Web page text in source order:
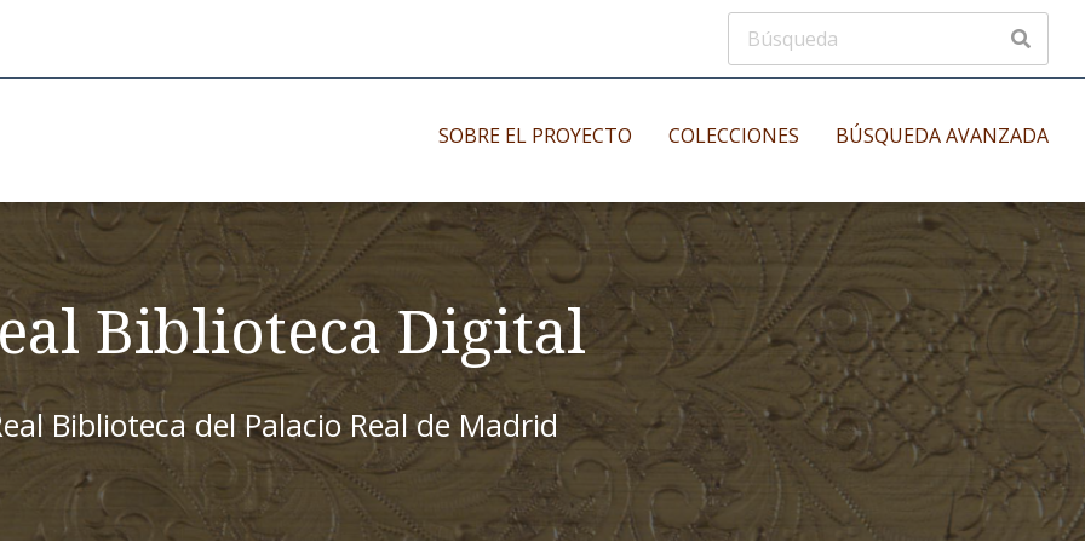
SOBRE EL PROYECTO COLECCIONES
Impresos antiguos
Impresos modernos
Impresos menores
Manuscritos musicales
Incunables
BÚSQUEDA AVANZADA
Biblioteca Digital
Biblioteca del Palacio Real de Madrid